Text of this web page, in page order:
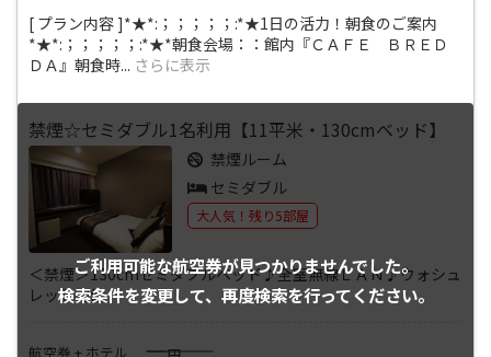
[ プラン内容 ]*★*:；；；；；:*★1日の活力！朝食のご案内
*★*:；；；；；:*★*朝食会場：：館内『ＣＡＦＥ ＢＲＥＤ
ＤＡ』朝食時... さらに表示
ご利用可能な航空券が見つかりませんでした。
検索条件を変更して、 再度検索を行ってください。
禁煙☆セミダブル1名利用【11平米・130cmベッド】
禁煙ルーム
セミダブル
大人気！残り5部屋
＜禁煙＞130cmセミダブルベッド♪全室無線ＬＡＮ♪ウォシュ
レット完備
航空券 + ホテル ――――